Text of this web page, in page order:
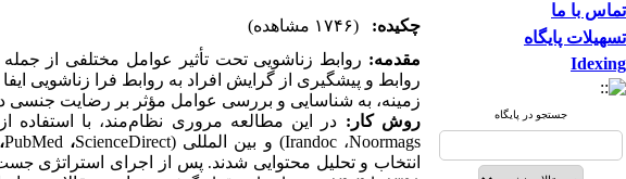
تماس با ما
تسهیلات پایگاه
Idexing
جستجو در پایگاه
چکیده:
(۱۷۴۶ مشاهده)
مقدمه: روابط زناشویی تحت تأثیر عوامل مختلفی از
روابط و پیشگیری از گرایش افراد به روابط فرا زناشویی
زمینه، به شناسایی و بررسی عوامل مؤثر بر رضایت جنسی
روش کار: در این مطالعه مروری نظام‌مند، با استفاده
Noormags، Irandoc) و بین المللی (ScienceDirect، PubMed
انتخاب و تحلیل محتوایی شدند. پس از اجرای استراتژی